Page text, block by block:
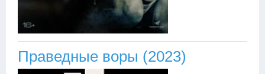
Праведные воры (2023)